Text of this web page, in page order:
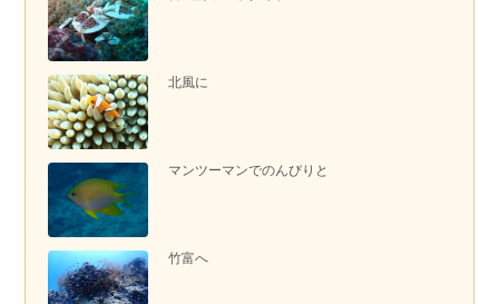
北風に
マンツーマンでのんびりと
竹富へ